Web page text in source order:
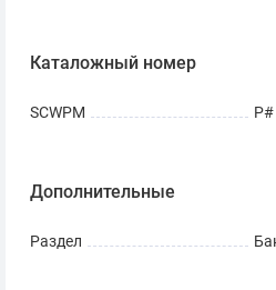
Каталожный номер
SCWPM
Дополнительные
Раздел